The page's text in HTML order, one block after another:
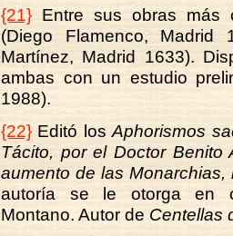
{21} Entre sus obras más
(Diego Flamenco,
Martínez, Madrid 1633).
ambas con un estudio
1988).
{22} Editó losAphorismos
Tácito, por el Doctor Benito
aumento de las
autoría se le otorga en
Montano. Autor de Centellas